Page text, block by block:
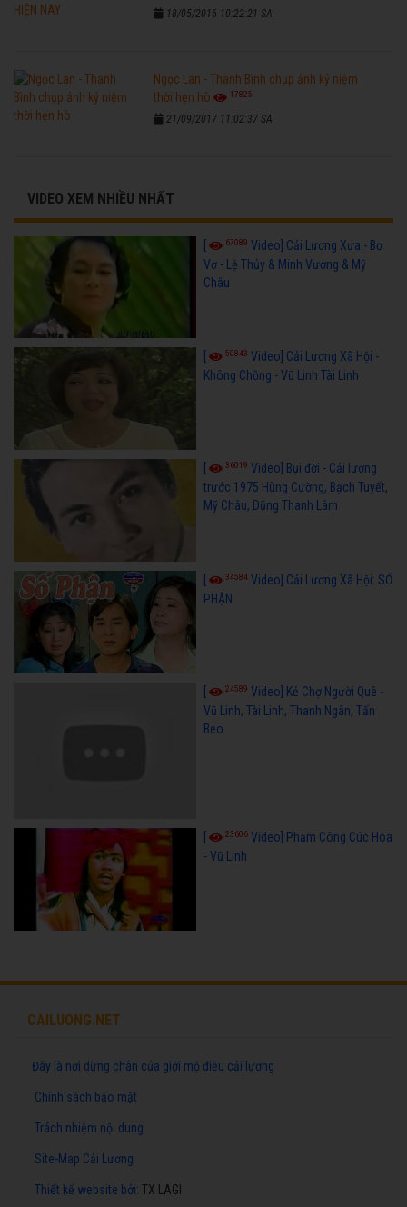
18/05/2016 10:22:21 SA
Ngọc Lan - Thanh Bình chụp ảnh kỷ niệm
thời hẹn hò
17825
21/09/2017 11:02:37 SA
VIDEO XEM NHIỀU NHẤT
[ 67089 Video] Cải Lương Xưa - Bơ
Vơ - Lệ Thủy & Minh Vương & Mỹ
Châu
50843 Video] Cải Lương Xã Hội -
Không Chồng - Vũ Linh Tài Linh
36019 Video] Bụi đời - Cải lương
trước 1975 Hùng Cường, Bạch Tuyết,
Mỹ Châu, Dũng Thanh Lâm
34584 Video] Cải Lương Xã Hội: SỐ
PHẬN
24589 Video] Kẻ Chợ Người Quê -
Vũ Linh, Tài Linh, Thanh Ngân, Tấn
Beo
23606 Video] Phạm Công Cúc Hoa
- Vũ Linh
CAILUONG.NET
Đây là nơi dừng chân của giới mộ điệu cải lương
Chính sách bảo mật
Trách nhiệm nội dung
Site-Map Cải Lương
Thiết kế website bởi: TX LAGI